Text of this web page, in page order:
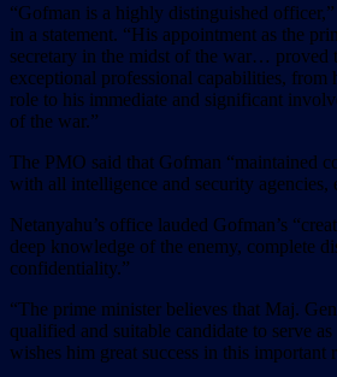
“Gofman is a highly distinguished
in a statement. “His appointment as the
secretary in the midst of the war… proved
exceptional professional capabilities, from
role to his immediate and significant
of the war.”
The PMO said that Gofman “maintained
with all intelligence and security agencies,
Netanyahu’s office lauded Gofman’s
deep knowledge of the enemy, complete
confidentiality.”
“The prime minister believes that Maj.
qualified and suitable candidate to serve
wishes him great success in this important